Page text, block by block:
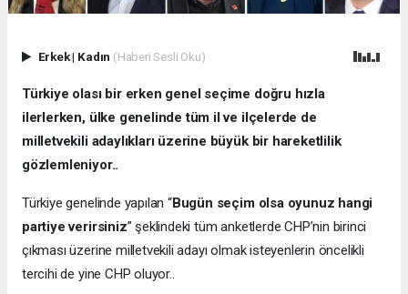
Erkek| Kadın (Haberi Sesli Oku)
Türkiye olası bir erken genel seçime doğru hızla
ilerlerken, ülke genelinde tüm il ve ilçelerde de
milletvekili adaylıkları üzerine büyük bir hareketlilik
gözlemleniyor..
Türkiye genelinde yapılan “Bugün seçim olsa oyunuz hangi
partiye verirsiniz” şeklindeki tüm anketlerde CHP’nin birinci
çıkması üzerine milletvekili adayı olmak isteyenlerin öncelikli
tercihi de yine CHP oluyor..